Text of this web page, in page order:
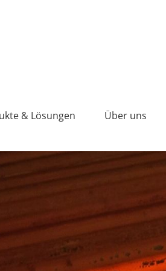
& Lösungen Über uns